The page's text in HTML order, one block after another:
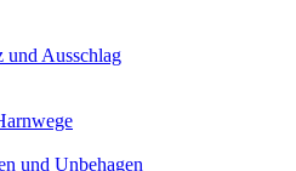
und Ausschlag
und Unbehagen